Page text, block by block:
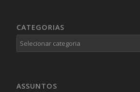
CATEGORIAS
Categorias
ASSUNTOS